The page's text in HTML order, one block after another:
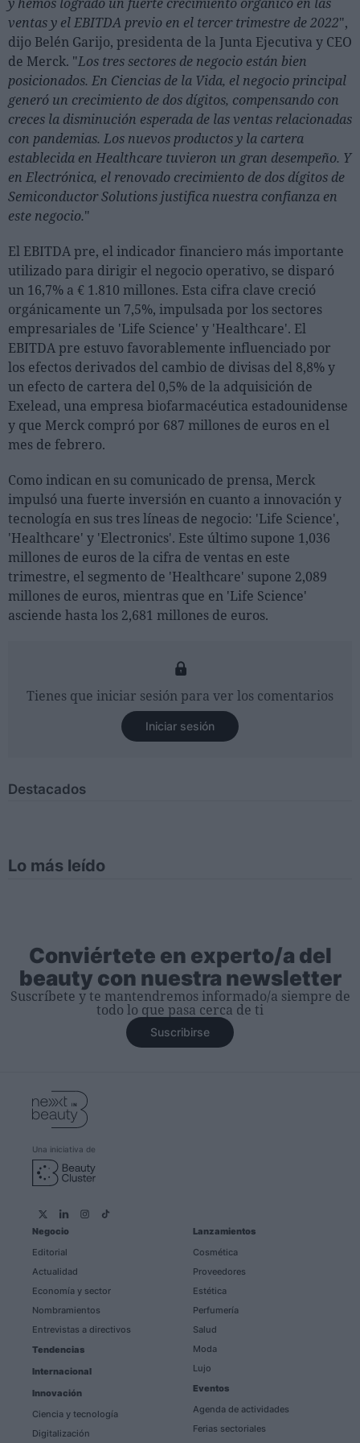
ventas y el EBITDA previo en el tercer trimestre de 2022",
dijo Belén Garijo, presidenta de la Junta Ejecutiva y CEO
de Merck. "Los tres sectores de negocio están bien
posicionados. En Ciencias de la Vida, el negocio principal
generó un crecimiento de dos dígitos, compensando con
creces la disminución esperada de las ventas relacionadas
con pandemias. Los nuevos productos y la cartera
establecida en Healthcare tuvieron un gran desempeño. Y
en Electrónica, el renovado crecimiento de dos dígitos de
Semiconductor Solutions justifica nuestra confianza en
este negocio."
El EBITDA pre, el indicador financiero más importante
utilizado para dirigir el negocio operativo, se disparó
un 16,7% a € 1.810 millones. Esta cifra clave creció
orgánicamente un 7,5%, impulsada por los sectores
empresariales de 'Life Science' y 'Healthcare'. El
EBITDA pre estuvo favorablemente influenciado por
los efectos derivados del cambio de divisas del 8,8% y
un efecto de cartera del 0,5% de la adquisición de
Exelead, una empresa biofarmacéutica estadounidense
y que Merck compró por 687 millones de euros en el
mes de febrero.
Como indican en su comunicado de prensa, Merck
impulsó una fuerte inversión en cuanto a innovación y
tecnología en sus tres líneas de negocio: 'Life Science',
'Healthcare' y 'Electronics'. Este último supone 1,036
millones de euros de la cifra de ventas en este
trimestre, el segmento de 'Healthcare' supone 2,089
millones de euros, mientras que en 'Life Science'
asciende hasta los 2,681 millones de euros.
Tienes que iniciar sesión para ver los comentarios
Iniciar sesión
Destacados
Lo más leído
Conviértete en experto/a del
beauty con nuestra newsletter
Suscríbete y te mantendremos informado/a siempre de
todo lo que pasa cerca de ti
Suscribirse
Una iniciativa de
Negocio
Editorial
Actualidad
Economía y sector
Nombramientos
Entrevistas a directivos
Tendencias
Internacional
Innovación
Ciencia y tecnología
Digitalización
Lanzamientos
Cosmética
Proveedores
Estética
Perfumería
Salud
Moda
Lujo
Eventos
Agenda de actividades
Ferias sectoriales